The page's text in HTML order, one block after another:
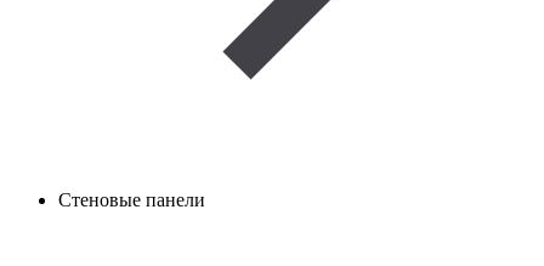
Стеновые панели